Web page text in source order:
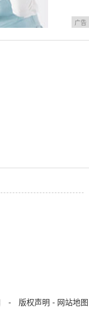
广告
- 版权声明 - 网站地图